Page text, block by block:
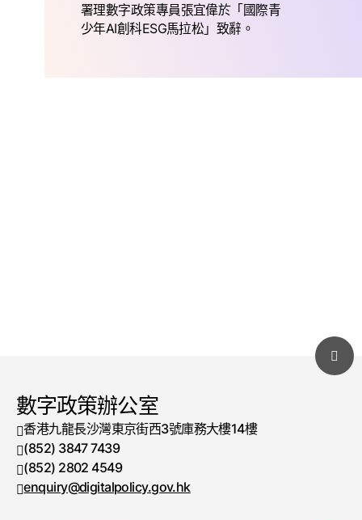
署理數字政策專員張宜偉於「國際青
少年AI創科ESG馬拉松」致辭。
數字政策辦公室
香港九龍長沙灣東京街西3號庫務大樓14樓
電話號碼
(852) 3847 7439
傳真號碼
(852) 2802 4549
enquiry@digitalpolicy.gov.hk